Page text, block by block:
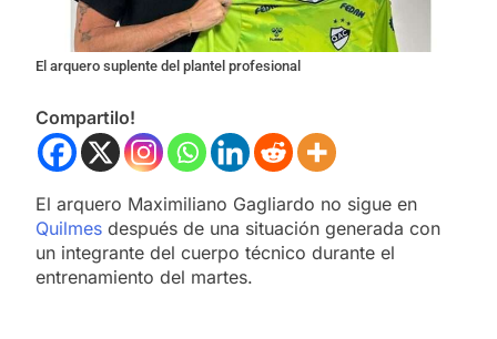
El arquero suplente del plantel profesional
Compartilo!
El arquero Maximiliano Gagliardo no sigue en
Quilmes después de una situación generada con
un integrante del cuerpo técnico durante el
entrenamiento del martes.